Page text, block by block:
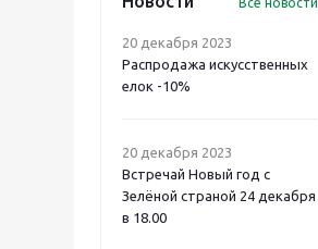
20 декабря 2023
Распродажа искусственных
елок -10%
20 декабря 2023
Встречай Новый год с
Зелёной страной 24 декабря
в 18.00